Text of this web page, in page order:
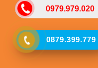
0979.979.020
0879.399.779